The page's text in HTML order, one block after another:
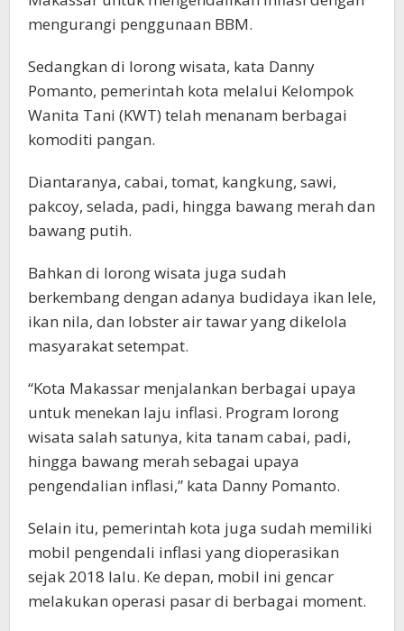
mengurangi penggunaan BBM.
Sedangkan di lorong wisata, kata Danny
Pomanto, pemerintah kota melalui Kelompok
Wanita Tani (KWT) telah menanam berbagai
komoditi pangan.
Diantaranya, cabai, tomat, kangkung, sawi,
pakcoy, selada, padi, hingga bawang merah dan
bawang putih.
Bahkan di lorong wisata juga sudah
berkembang dengan adanya budidaya ikan lele,
ikan nila, dan lobster air tawar yang dikelola
masyarakat setempat.
“Kota Makassar menjalankan berbagai upaya
untuk menekan laju inflasi. Program lorong
wisata salah satunya, kita tanam cabai, padi,
hingga bawang merah sebagai upaya
pengendalian inflasi,” kata Danny Pomanto.
Selain itu, pemerintah kota juga sudah memiliki
mobil pengendali inflasi yang dioperasikan
sejak 2018 lalu. Ke depan, mobil ini gencar
melakukan operasi pasar di berbagai moment.